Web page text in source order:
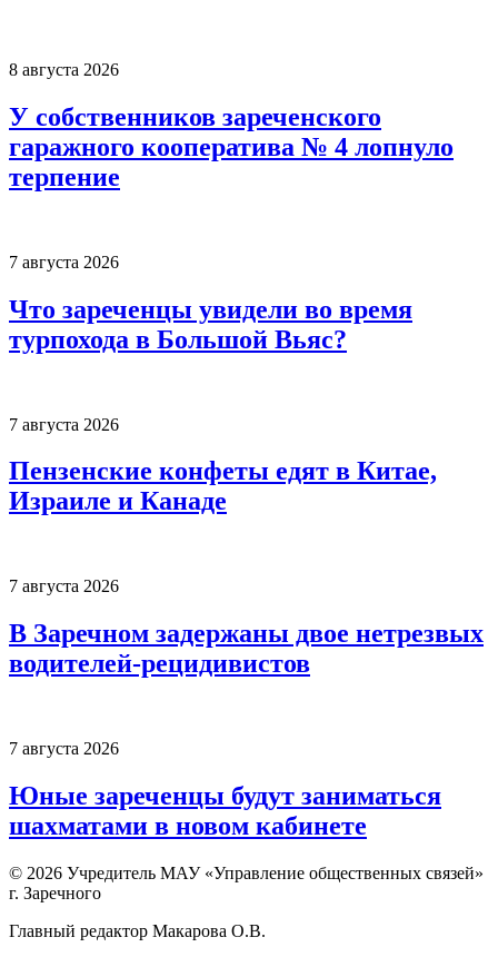
8 августа 2026
У собственников зареченского
гаражного кооператива № 4 лопнуло
терпение
7 августа 2026
Что зареченцы увидели во время
турпохода в Большой Вьяс?
7 августа 2026
Пензенские конфеты едят в Китае,
Израиле и Канаде
7 августа 2026
В Заречном задержаны двое нетрезвых
водителей-рецидивистов
7 августа 2026
Юные зареченцы будут заниматься
шахматами в новом кабинете
© 2026 Учредитель МАУ «Управление общественных связей»
г. Заречного
Главный редактор Макарова О.В.